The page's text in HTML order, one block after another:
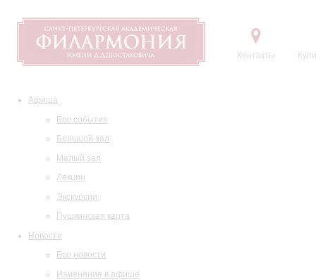
Контакты
Афиша
Все события
Большой зал
Малый зал
Лекции
Экскурсии
Пушкинская карта
Новости
Все новости
Изменения в афише